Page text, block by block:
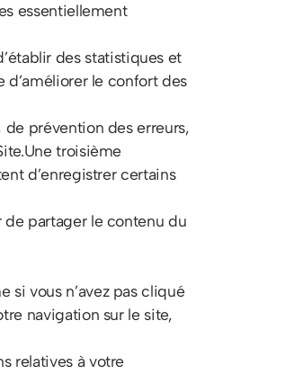
essentiellement
des statistiques et
le confort des
de prévention des erreurs,
troisième
d’enregistrer certains
de partager le contenu du
vous n’avez pas cliqué
navigation sur le site,
relatives à votre